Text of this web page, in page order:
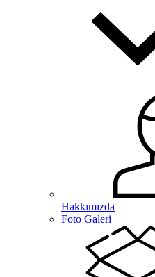
Hakkımızda
Foto Galeri